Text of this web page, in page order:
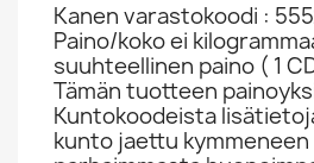
Kanen varastokoodi :
Paino/koko ei
suuhteellinen paino ( 1
Tämän tuotteen
Kuntokoodeista
kunto jaettu kymmeneen